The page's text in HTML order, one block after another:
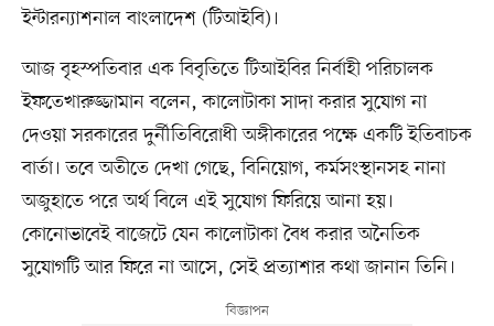
ইন্টারন্যাশনাল বাংলাদেশ (টিআইবি)।
আজ বৃহস্পতিবার এক বিবৃতিতে টিআইবির নির্বাহী পরিচালক
ইফতেখারুজ্জামান বলেন, কালোটাকা সাদা করার সুযোগ না
দেওয়া সরকারের দুর্নীতিবিরোধী অঙ্গীকারের পক্ষে একটি ইতিবাচক
বার্তা। তবে অতীতে দেখা গেছে, বিনিয়োগ, কর্মসংস্থানসহ নানা
অজুহাতে পরে অর্থ বিলে এই সুযোগ ফিরিয়ে আনা হয়।
কোনোভাবেই বাজেটে যেন কালোটাকা বৈধ করার অনৈতিক
সুযোগটি আর ফিরে না আসে, সেই প্রত্যাশার কথা জানান তিনি।